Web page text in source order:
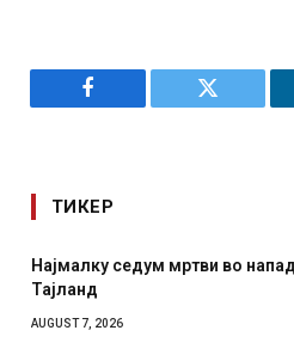
Facebook Twitter
ТИКЕР
во нападот врз училиште во